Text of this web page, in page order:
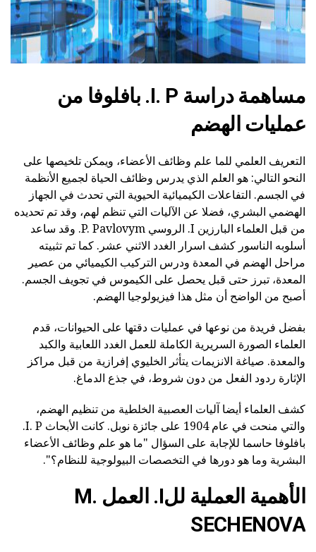
مساهمة دراسة I. P. بافلوفا من
عمليات الهضم
التعريف العلمي للما علم وظائف الأعضاء، ويمكن تلخيصها على
النحو التالي: هو العلم الذي يدرس وظائف الحياة لجميع الأنظمة
في الجسم. التفاعلات الكيميائية الحيوية التي تحدث في الجهاز
الهضمي البشري، فضلا عن الآليات التي تنظم لهم، وقد تم تحديده
من قبل العلماء البارزين I. الروسي P. Pavlovym. وقد ساعد
أسلوبه الناسور كشف اسرار الغدد الاثني عشر. كما تم تثبيته
مراحل الهضم في المعدة ودرس التركيب الكيميائي من عصير
المعدة، تبرز حتى قبل يحصل على الكيموس في تجويف الجسم.
أصبح من الواضح أن مثل هذا فيزيولوجيا الهضم.
بفضل فريدة من نوعها في عمليات دقتها على الحيوانات، قدم
العلماء الصورة السريرية الكاملة للعمل الغدد اللعابية والكبد
والمعدة. صياغة الانزيمات يتأثر الخليوي إفرازية من قبل مراكز
الإثارة ردود الفعل من دون شروط، في جذع الدماغ.
كشف العلماء أيضا آليات العصبية الخلطية من تنظيم الهضم،
والتي منحت في عام 1904 على جائزة نوبل. كانت الأبحاث I. P.
بافلوفا حاسما للإجابة على السؤال "ما هو علم وظائف الأعضاء
البشرية وما هو دورها في التخصصات البيولوجية للنظام؟".
الأهمية العملية للI. العمل M.
SECHENOVA